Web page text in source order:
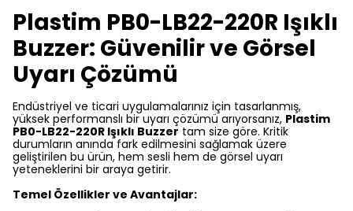
Plastim PB0-LB22-220R Işıklı
Buzzer: Güvenilir ve Görsel
Uyarı Çözümü
Endüstriyel ve ticari uygulamalarınız için tasarlanmış,
yüksek performanslı bir uyarı çözümü arıyorsanız, Plastim
PB0-LB22-220R Işıklı Buzzer tam size göre. Kritik
durumların anında fark edilmesini sağlamak üzere
geliştirilen bu ürün, hem sesli hem de görsel uyarı
yeteneklerini bir araya getirir.
Temel Özellikler ve Avantajlar: